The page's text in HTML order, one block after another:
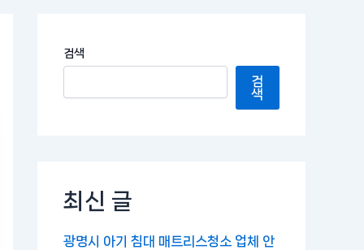
검색
검
색
최신 글
광명시 아기 침대 매트리스청소 업체 안